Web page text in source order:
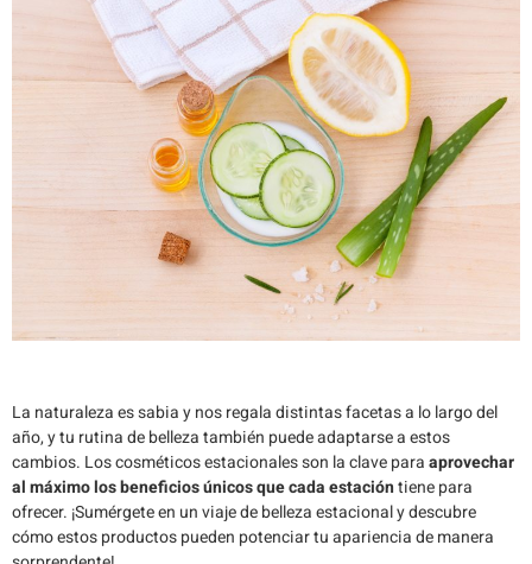
La naturaleza es sabia y nos regala distintas facetas a lo largo del
año, y tu rutina de belleza también puede adaptarse a estos
cambios. Los cosméticos estacionales son la clave paraaprovechar
al máximo los beneficios únicos que cada estacióntiene para
ofrecer. ¡Sumérgete en un viaje de belleza estacional y descubre
cómo estos productos pueden potenciar tu apariencia de manera